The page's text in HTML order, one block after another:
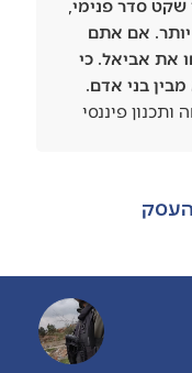
שקט סדר פנימי,
יותר. אם אתם
את אביאל. כי
בני אדם.
פיננסי